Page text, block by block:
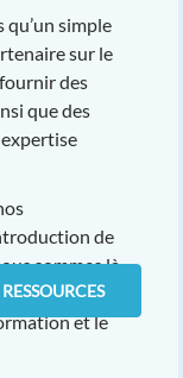
qu’un simple
sur le
des
que des
de
sommes là
avancées,
et le